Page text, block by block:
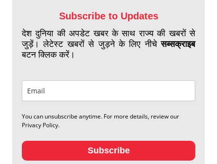
Subscribe to Updates
देश दुनिया की अपडेट खबर के साथ राज्य की खबरों से
जुड़ें। लेटेस्ट खबरों से जुड़ने के लिए नीचेसब्सक्राइब
बटन क्लिक करें।
You can unsubscribe anytime. For more details, review our
Privacy Policy.
Subscribe